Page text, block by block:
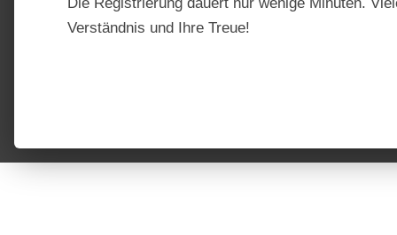
Die Registrierung dauert nur wenige Minuten.
Verständnis und Ihre Treue!